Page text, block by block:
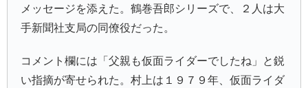
メッセージを添えた。鶴巻吾郎シリーズで、２人は大
手新聞社支局の同僚役だった。
コメント欄には「父親も仮面ライダーでしたね」と鋭
い指摘が寄せられた。村上は１９７９年、仮面ライダ